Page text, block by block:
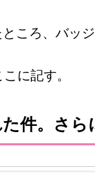
ころ、バッ
に記す。
件。さら